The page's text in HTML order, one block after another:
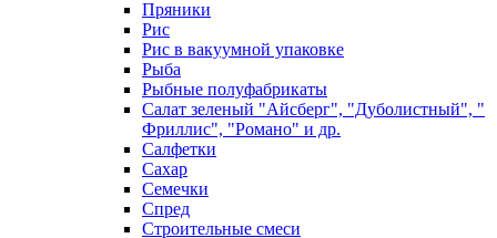
Пряники
Рис
Рис в вакуумной упаковке
Рыба
Рыбные полуфабрикаты
Салат зеленый "Айсберг", "Дуболистный", "
Фриллис", "Романо" и др.
Салфетки
Сахар
Семечки
Спред
Строительные смеси